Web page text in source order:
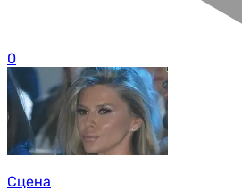
0
Сцена